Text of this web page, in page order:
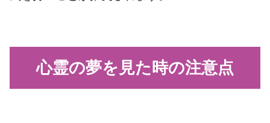
心霊の夢を見た時の注意点